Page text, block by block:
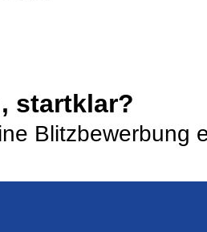
startklar?
Blitzbewerbung